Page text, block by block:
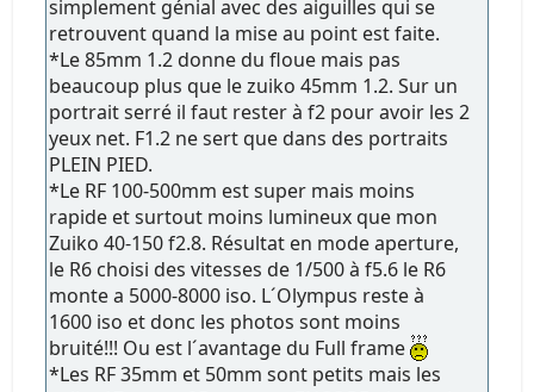
simplement génial avec des aiguilles qui se
retrouvent quand la mise au point est faite.
*Le 85mm 1.2 donne du floue mais pas
beaucoup plus que le zuiko 45mm 1.2. Sur un
portrait serré il faut rester à f2 pour avoir les 2
yeux net. F1.2 ne sert que dans des portraits
PLEIN PIED.
*Le RF 100-500mm est super mais moins
rapide et surtout moins lumineux que mon
Zuiko 40-150 f2.8. Résultat en mode aperture,
le R6 choisi des vitesses de 1/500 à f5.6 le R6
monte a 5000-8000 iso. L´Olympus reste à
1600 iso et donc les photos sont moins
bruité!!! Ou est l´avantage du Full frame
*Les RF 35mm et 50mm sont petits mais les